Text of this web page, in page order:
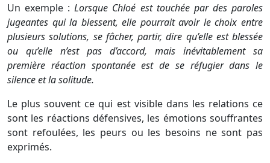
Un exemple :Lorsque Chloé est touchée par des paroles
jugeantes qui la blessent, elle pourrait avoir le choix entre
plusieurs solutions, se fâcher, partir, dire qu’elle est blessée
ou qu’elle n’est pas d’accord, mais inévitablement sa
première réaction spontanée est de se réfugier dans le
silence et la solitude.
Le plus souvent ce qui est visible dans les relations ce
sont les réactions défensives, les émotions souffrantes
sont refoulées, les peurs ou les besoins ne sont pas
exprimés.